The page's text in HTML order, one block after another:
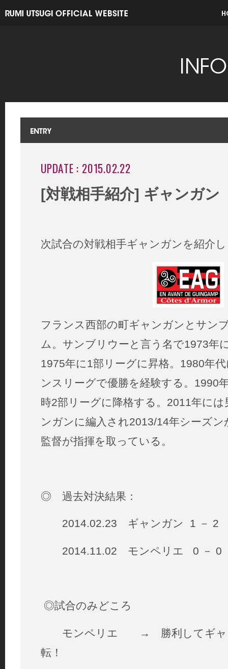
UPDATE : 2015.02.22
[対戦相手紹介] ギャンガン
次試合の対戦相手ギャンガンを紹介
フランス西部の町ギャンガンとサン
ム。サンブリウーと言う名で1973年
1975年に1部リーグに昇格。1980年
ンスリーグで優勝を経験する。1990
時2部リーグに降格する。2011年に
ンガンに編入され2013/14年シーズ
監督が指揮を取っている。
◎ 過去対決結果：
2014.02.23 ギャンガン 1 － 2
2014.11.02 モンペリエ 0 － 0
◎試合のみどころ
モンペリエ → 勝利してギャン
転！